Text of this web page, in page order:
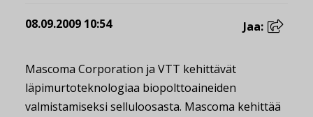
08.09.2009 10:54 Jaa:
Mascoma Corporation ja VTT kehittävät
läpimurtoteknologiaa biopolttoaineiden
valmistamiseksi selluloosasta. Mascoma kehittää